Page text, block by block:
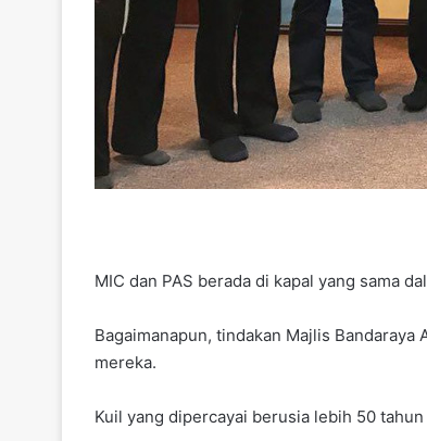
MIC dan PAS berada di kapal yang sama
Bagaimanapun, tindakan Majlis
mereka.
Kuil yang dipercayai berusia lebih 50